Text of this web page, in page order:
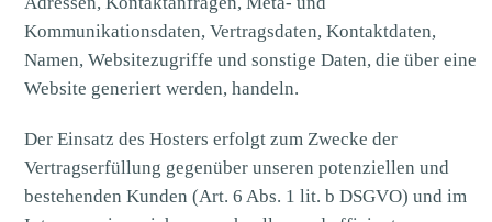
Kommunikationsdaten, Vertragsdaten, Kontaktdaten,
Namen, Websitezugriffe und sonstige Daten, die über eine
Website generiert werden, handeln.
Der Einsatz des Hosters erfolgt zum Zwecke der
Vertragserfüllung gegenüber unseren potenziellen und
bestehenden Kunden (Art. 6 Abs. 1 lit. b DSGVO) und im